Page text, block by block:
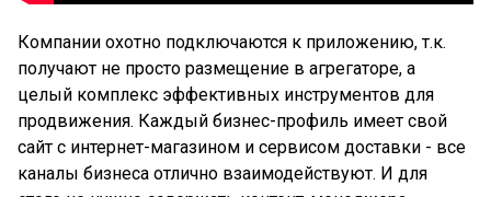
Компании охотно подключаются к приложению, т.к.
получают не просто размещение в агрегаторе, а
целый комплекс эффективных инструментов для
продвижения. Каждый бизнес-профиль имеет свой
сайт с интернет-магазином и сервисом доставки - все
каналы бизнеса отлично взаимодействуют. И для